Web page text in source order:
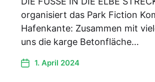
organisiert das Park Fiction
Hafenkante: Zusammen mit
uns die karge Betonfläche…
1. April 2024